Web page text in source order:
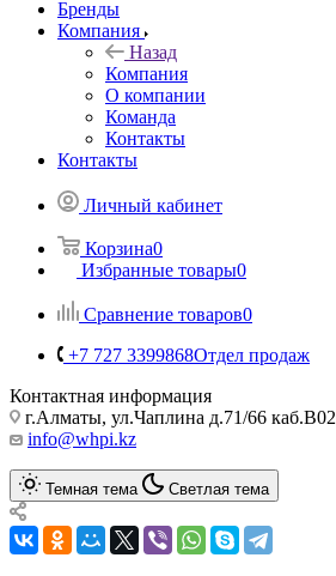
Бренды
Компания
Назад
Компания
О компании
Команда
Контакты
Контакты
Личный кабинет
Корзина0
Избранные товары0
Сравнение товаров0
+7 727 3399868Отдел продаж
Контактная информация
г.Алматы, ул.Чаплина д.71/66 каб.B02
info@whpi.kz
Темная тема Светлая тема